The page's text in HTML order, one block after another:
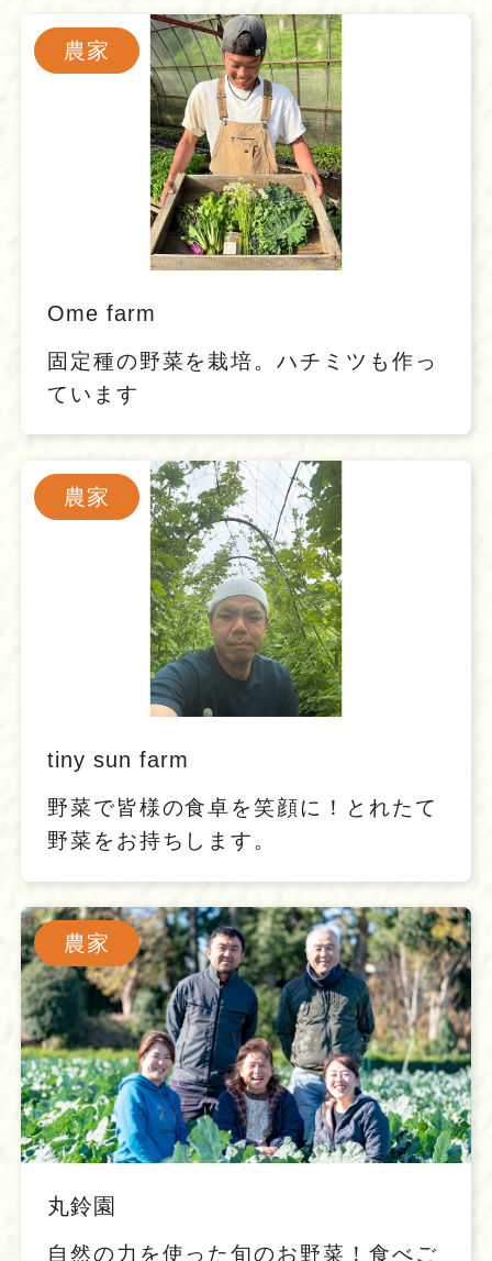
農家
Ome farm
固定種の野菜を栽培。ハチミツも作っ
ています
農家
tiny sun farm
野菜で皆様の食卓を笑顔に！とれたて
野菜をお持ちします。
農家
丸鈴園
自然の力を使った旬のお野菜！食べご